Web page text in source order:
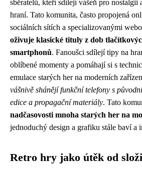
sběratelů, kteří sdílejí vášeň pro
hraní. Tato komunita, často propojená
sociálních sítích a specializovanými
oživuje klasické tituly z dob
smartphonů. Fanoušci sdílejí tipy na
oblíbené momenty a pomáhají si s
emulace starých her na moderních
vášnivě shánějí funkční telefony s
edice a propagační materiály. Tato
nadčasovosti mnoha starých her na
jednoduchý design a grafiku stále baví a
Retro hry jako útěk od